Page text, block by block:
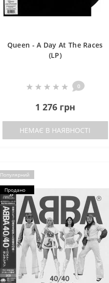
Queen - A Day At The Races
(LP)
0
1 276 грн
НЕМАЄ В НАЯВНОСТІ
Популярний
Продано